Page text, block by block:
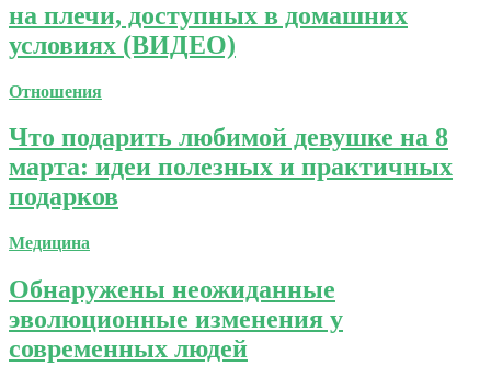
на плечи, доступных в домашних
условиях (ВИДЕО)
Отношения
Что подарить любимой девушке на 8
марта: идеи полезных и практичных
подарков
Медицина
Обнаружены неожиданные
эволюционные изменения у
современных людей